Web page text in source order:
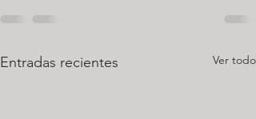
Entradas recientes Ver todo